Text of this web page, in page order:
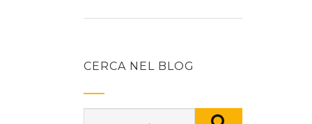
CERCA NEL BLOG